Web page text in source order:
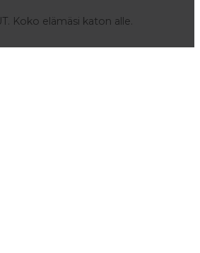
Koko elämäsi katon alle.